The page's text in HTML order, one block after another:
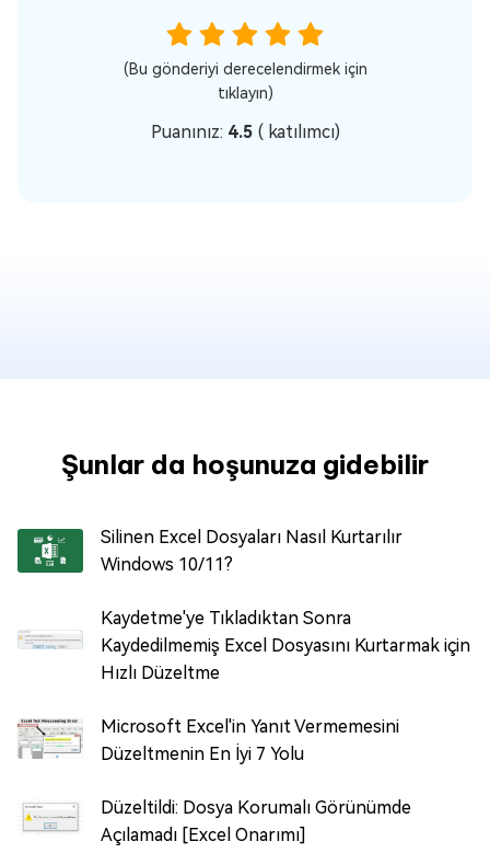
(Bu gönderiyi derecelendirmek için
tıklayın)
Puanınız: 4.5 ( katılımcı)
Şunlar da hoşunuza gidebilir
Silinen Excel Dosyaları Nasıl Kurtarılır
Windows 10/11?
Kaydetme'ye Tıkladıktan Sonra
Kaydedilmemiş Excel Dosyasını Kurtarmak için
Hızlı Düzeltme
Microsoft Excel'in Yanıt Vermemesini
Düzeltmenin En İyi 7 Yolu
Düzeltildi: Dosya Korumalı Görünümde
Açılamadı [Excel Onarımı]